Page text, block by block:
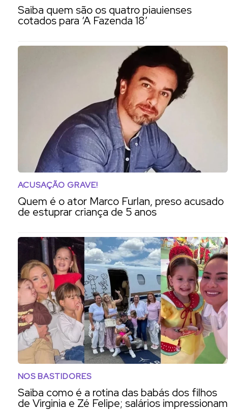
Saiba quem são os quatro piauienses
cotados para ‘A Fazenda 18’
ACUSAÇÃO GRAVE!
Quem é o ator Marco Furlan, preso acusado
de estuprar criança de 5 anos
NOS BASTIDORES
Saiba como é a rotina das babás dos filhos
de Virginia e Zé Felipe; salários impressionam